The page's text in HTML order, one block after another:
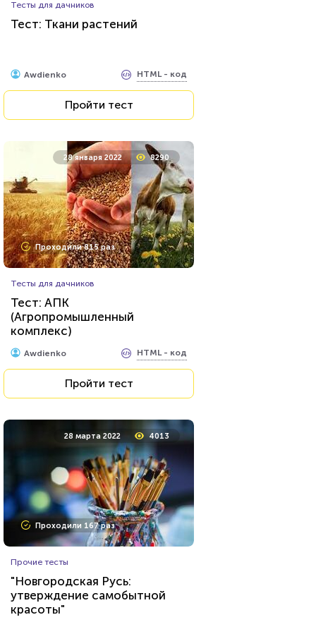
Тест на умственную
отсталость
Пройти тест
11 мая 2020 36730
Проходили 9897 раз
Фильмы
Тест на знание советского
фильма «Иван Васильевич
меняет профессию»
Пройти тест
8181
Проходили 1307 раз
Кулинария
Тест по кулинарии: что
готовят в разных странах?
Тесты для дачников
Тест: Ткани растений
Awdienko HTML - код
Пройти тест
28 января 2022 8290
Проходили 815 раз
Тесты для дачников
Тест: АПК
(Агропромышленный
комплекс)
Awdienko HTML - код
Пройти тест
28 марта 2022 4013
Проходили 167 раз
Прочие тесты
"Новгородская Русь:
утверждение самобытной
красоты"